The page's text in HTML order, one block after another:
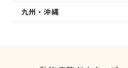
九州・沖縄